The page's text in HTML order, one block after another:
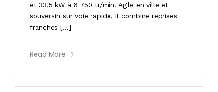
et 33,5 kW à 6 750 tr/min. Agile en ville et
souverain sur voie rapide, il combine reprises
franches […]
Read More